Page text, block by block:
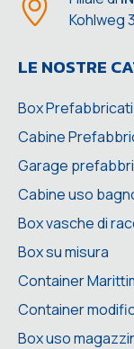
Kohlweg
LE NOSTRE
Box Prefabbricati
Cabine
Garage
Cabine uso
Box vasche di
Box su misura
Container
Container
Box uso